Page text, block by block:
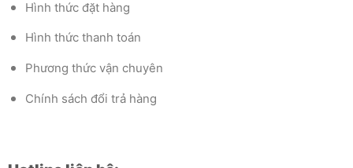
Hình thức đặt hàng
Hình thức thanh toán
Phương thức vận chuyên
Chính sách đổi trả hàng